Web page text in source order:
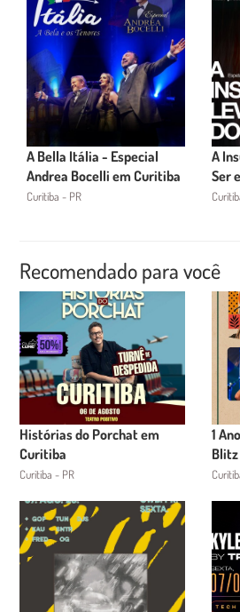
A Bella Itália - Especial
Andrea Bocelli em Curitiba
Curitiba - PR
A
Ser
Recomendado para você
Histórias do Porchat em
Curitiba
Curitiba - PR
1